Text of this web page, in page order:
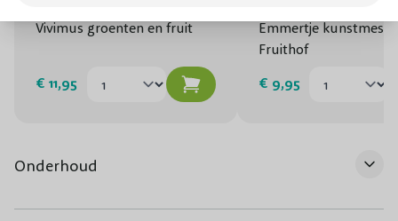
Vivimus groenten en fruit
€ 11,95
Emmertje kunstmest
Fruithof
€ 9,95
Onderhoud